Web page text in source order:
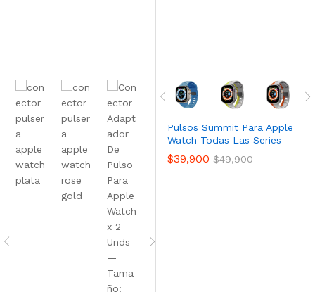
Pulsos Summit Para Apple
Watch Todas Las Series
$39,900 $49,900